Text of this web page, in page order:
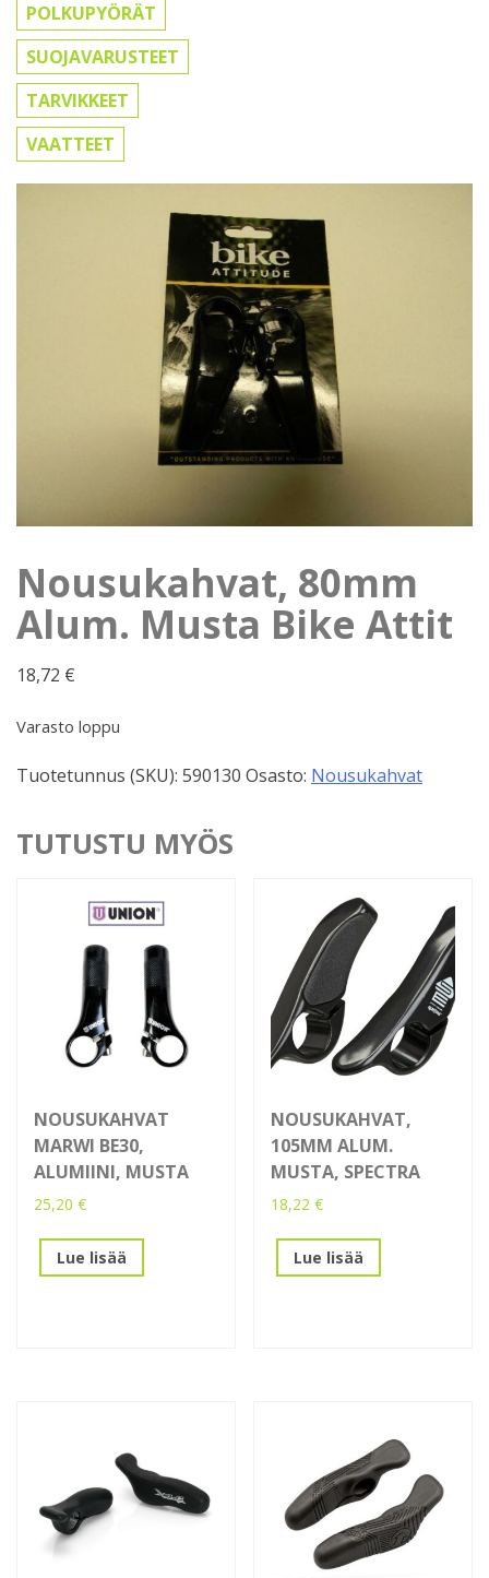
POLKUPYÖRÄT
SUOJAVARUSTEET
TARVIKKEET
VAATTEET
Nousukahvat, 80mm
Alum. Musta Bike Attit
18,72 €
Varasto loppu
Tuotetunnus (SKU): 590130 Osasto: Nousukahvat
TUTUSTU MYÖS
NOUSUKAHVAT
MARWI BE30,
ALUMIINI, MUSTA
25,20 €
Lue lisää
NOUSUKAHVAT,
105MM ALUM.
MUSTA, SPECTRA
18,22€
Lue lisää